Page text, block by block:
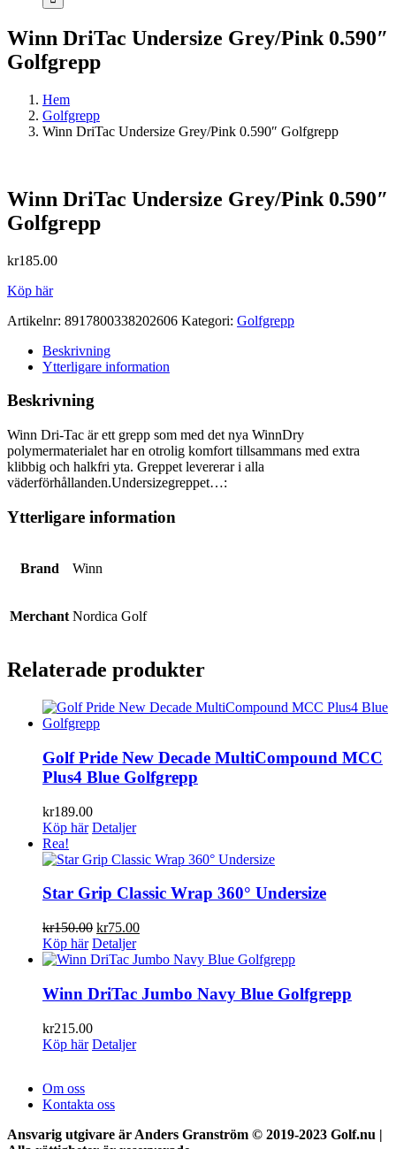
Winn DriTac Undersize Grey/Pink 0.590″
Golfgrepp
Hem
Golfgrepp
Winn DriTac Undersize Grey/Pink 0.590″ Golfgrepp
Winn DriTac Undersize Grey/Pink 0.590″
Golfgrepp
kr185.00
Köp här
Artikelnr: 8917800338202606 Kategori: Golfgrepp
Beskrivning
Ytterligare information
Beskrivning
Winn Dri-Tac är ett grepp som med det nya WinnDry
polymermaterialet har en otrolig komfort tillsammans med extra
klibbig och halkfri yta. Greppet levererar i alla
väderförhållanden.Undersizegreppet…:
Ytterligare information
Brand Winn
Merchant Nordica Golf
Relaterade produkter
Golf Pride New Decade MultiCompound MCC
Plus4 Blue Golfgrepp
kr189.00
Köp här Detaljer
Rea!
Star Grip Classic Wrap 360° Undersize
kr150.00 Det
ursprungliga
priset
kr150.00.
kr75.00Det
priset
kr75.00.
Köp här Detaljer
Winn DriTac Jumbo Navy Blue Golfgrepp
kr215.00
Köp här Detaljer
Om oss
Kontakta oss
Ansvarig utgivare är Anders Granström © 2019-2023 Golf.nu |